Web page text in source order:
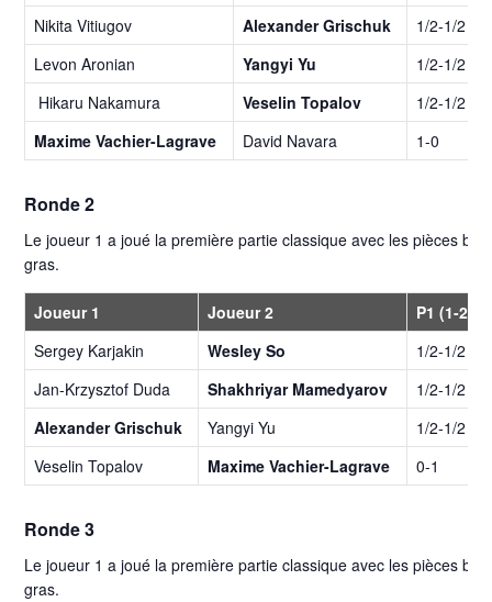
Nikita Vitiugov
Alexander Grischuk
1/2-1/2
Levon Aronian
Yangyi Yu
1/2-1/2
Hikaru Nakamura
Veselin Topalov
1/2-1/2
Maxime Vachier-Lagrave
David Navara 1-0
Ronde 2
Le joueur 1 a joué la première partie classique avec les pièces
gras.
Joueur 1 Joueur 2
P1 (1-2)
Sergey Karjakin
Wesley So
1/2-1/2
Jan-Krzysztof Duda
Shakhriyar Mamedyarov
1/2-1/2
Alexander Grischuk
Yangyi Yu
1/2-1/2
Veselin Topalov
Maxime Vachier-Lagrave 0-1
Ronde 3
Le joueur 1 a joué la première partie classique avec les pièces
gras.